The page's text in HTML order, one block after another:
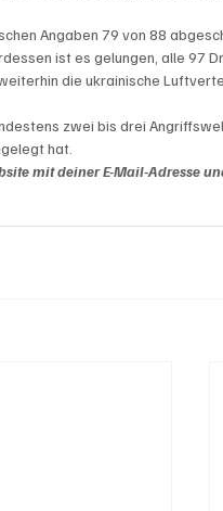
Angaben 79 von 88
ist es gelungen, alle 97
die ukrainische
zwei bis drei
hat.
mit deiner E-Mail-Adresse